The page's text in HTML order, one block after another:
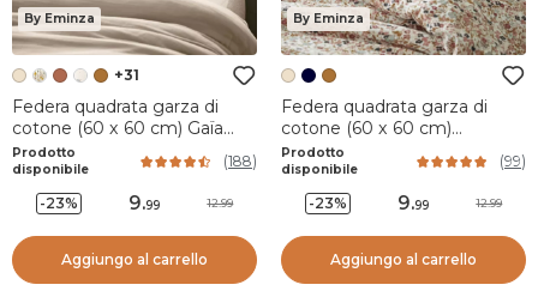
By Eminza
+31
Federa quadrata garza di
cotone (60 x 60 cm) Gaïa
Beige pampa
Prodotto
disponibile
(188)
-23% 9.99 12.99
Aggiungo al carrello
By Eminza
Federa quadrata garza di
cotone (60 x 60 cm)
Constance Beige pampa
Prodotto
disponibile
(99)
-23% 9.99 12.99
Aggiungo al carrello